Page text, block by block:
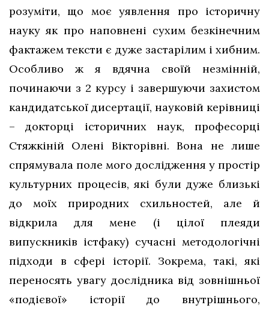
розуміти, що моє уявлення про історичну
науку як про наповнені сухим безкінечним
фактажем тексти є дуже застарілим і хибним.
Особливо ж я вдячна своїй незмінній,
починаючи з 2 курсу і завершуючи захистом
кандидатської дисертації, науковій керівниці
– докторці історичних наук, професорці
Стяжкіній Олені Вікторівні. Вона не лише
спрямувала поле мого дослідження у простір
культурних процесів, які були дуже близькі
до моїх природних схильностей, але й
відкрила для мене (і цілої плеяди
випускників істфаку) сучасні методологічні
підходи в сфері історії. Зокрема, такі, які
переносять увагу дослідника від зовнішньої
«подієвої» історії до внутрішнього,